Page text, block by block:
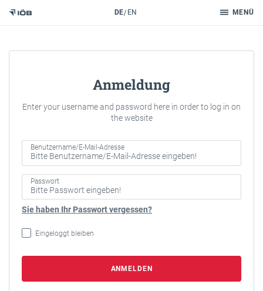
DE EN MENÜ
Anmeldung
Enter your username and password here in order to log in on
the website
Benutzername/E-Mail-Adresse
Passwort
Sie haben Ihr Passwort vergessen?
Eingeloggt bleiben
ANMELDEN